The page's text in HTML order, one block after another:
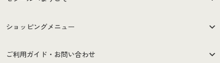
はじめての方へ
セシールご利用規約
ショッピングメニュー
商品カテゴリ
ご利用ガイド・お問い合わせ